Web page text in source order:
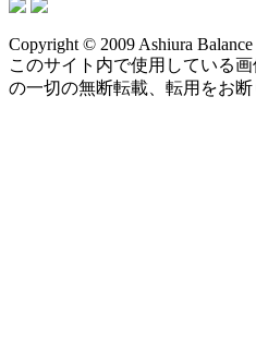
Copyright © 2009 Ashiura
このサイト内で使用している
の一切の無断転載、転用をお断